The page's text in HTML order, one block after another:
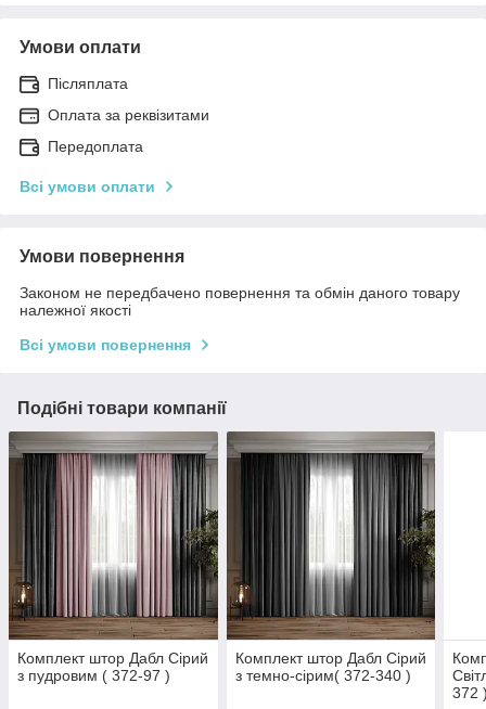
Умови оплати
Післяплата
Оплата за реквізитами
Передоплата
Всі умови оплати
Умови повернення
Законом не передбачено повернення та обмін даного товару
належної якості
Всі умови повернення
Подібні товари компанії
Комплект штор Дабл Сірий
з пудровим ( 372-97 )
Комплект штор Дабл Сірий
з темно-сірим( 372-340 )
372